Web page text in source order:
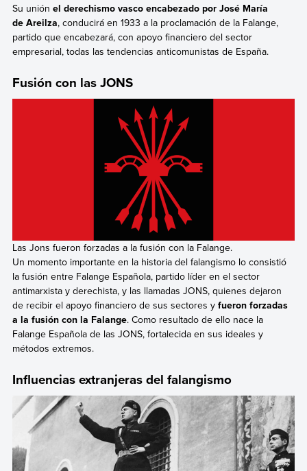
Su unión el derechismo vasco encabezado por José María
de Areilza, conducirá en 1933 a la proclamación de la Falange,
partido que encabezará, con apoyo financiero del sector
empresarial, todas las tendencias anticomunistas de España.
Fusión con las JONS
Las Jons fueron forzadas a la fusión con la Falange.
Un momento importante en la historia del falangismo lo consistió
la fusión entre Falange Española, partido líder en el sector
antimarxista y derechista, y las llamadas JONS, quienes dejaron
de recibir el apoyo financiero de sus sectores y fueron forzadas
a la fusión con la Falange. Como resultado de ello nace la
Falange Española de las JONS, fortalecida en sus ideales y
métodos extremos.
Influencias extranjeras del falangismo